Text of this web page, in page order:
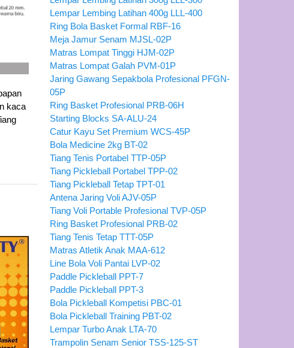
kaca
Lempar Lembing Latihan 400g LLL-400
Ring Bola Basket Formal RBF-16
Meja Jamur Senam MJSL-02P
Matras Lompat Tinggi HJM-02P
Matras Lompat Galah PVM-01P
Jaring Gawang Sepakbola Profesional PFGN-
05P
Ring Basket Profesional PRB-06H
Starting Blocks SA-ALU-24
Catur Kayu Set Premium WCS-45P
Bola Medicine 2kg BT-02
Tiang Tenis Portabel TTP-05P
Tiang Pickleball Portabel TPP-02
Tiang Pickleball Tetap TPT-01
Antena Jaring Voli AJV-05P
Tiang Voli Portable Profesional TVP-05P
Ring Basket Profesional PRB-02
Tiang Tenis Tetap TTT-05P
Matras Atletik Anak MAA-612
Line Bola Voli Pantai LVP-02
Paddle Pickleball PPT-7
Paddle Pickleball PPT-3
Bola Pickleball Kompetisi PBC-01
Bola Pickleball Training PBT-02
Lempar Turbo Anak LTA-70
Trampolin Senam Senior TSS-125-ST